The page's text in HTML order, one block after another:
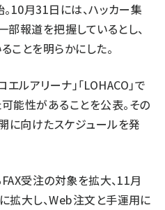
10月31日には、ハッカー集
報道を把握しているとし、
ことを明らかにした。
エルアリーナ」「LOHACO」で
能性があることを公表。その
に向けたスケジュールを発
受注の対象を拡大、11月
拡大し、Web注文と手運用に